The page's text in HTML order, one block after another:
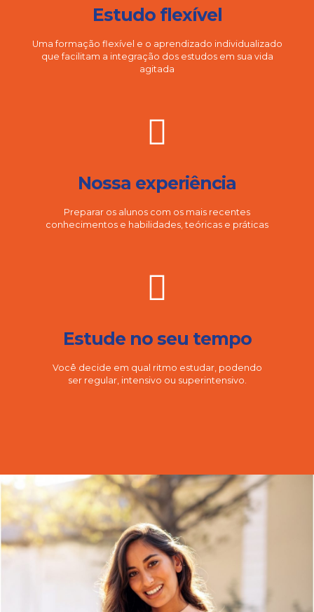
Estudo flexível
Uma formação flexível e o aprendizado individualizado
que facilitam a integração dos estudos em sua vida
agitada
Nossa experiência
Preparar os alunos com os mais recentes
conhecimentos e habilidades, teóricas e práticas
Estude no seu tempo
Você decide em qual ritmo estudar, podendo
ser regular, intensivo ou superintensivo.